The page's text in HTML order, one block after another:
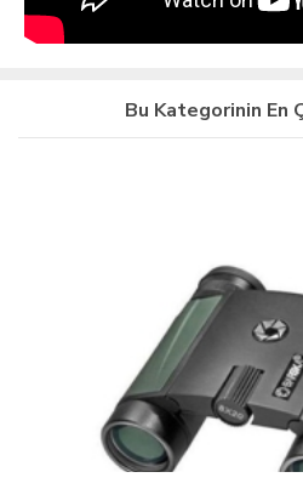
Bu Kategorinin En